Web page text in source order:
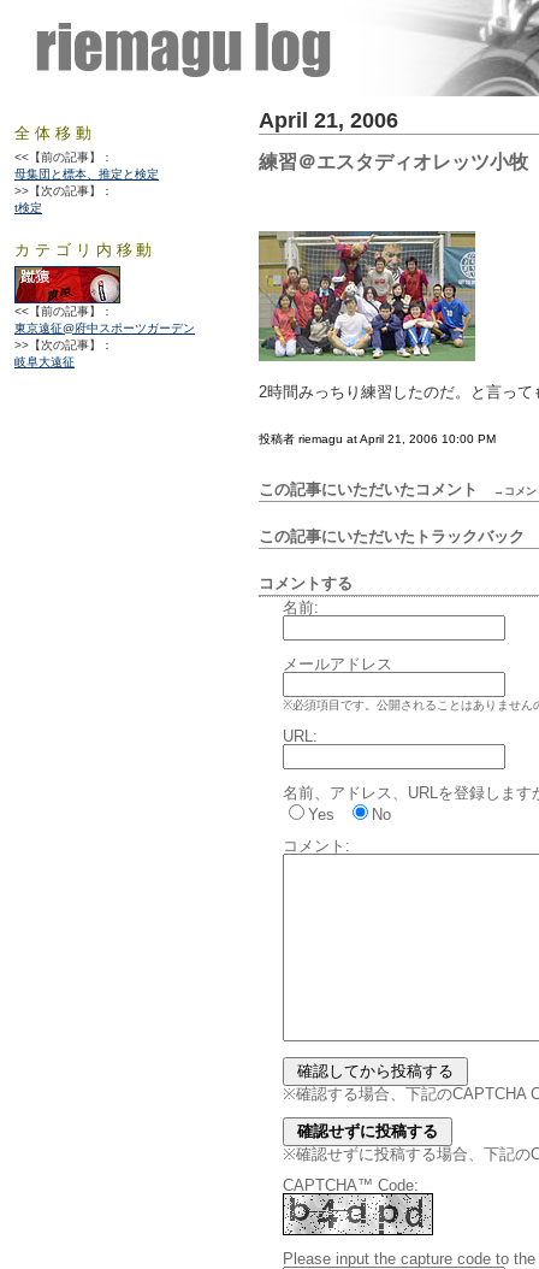
April 21, 2006
練習＠エスタディオレッツ小牧
2時間みっちり練習したのだ。と言っ
投稿者 riemagu at April 21, 2006 10:00 PM
この記事にいただいたコメント →コメン
この記事にいただいたトラックバック
コメントする
名前:
メールアドレス
※必須項目です。公開されることはありません
URL:
名前、アドレス、URLを登録します
Yes
No
コメント:
※確認する場合、下記のCAPTCHA
※確認せずに投稿する場合、下記の
CAPTCHA™ Code:
Please input the capture code to
全体移動
<<【前の記事】：
母集団と標本、推定と検定
>>【次の記事】：
t検定
カテゴリ内移動
<<【前の記事】：
東京遠征@府中スポーツガーデン
>>【次の記事】：
岐阜大遠征